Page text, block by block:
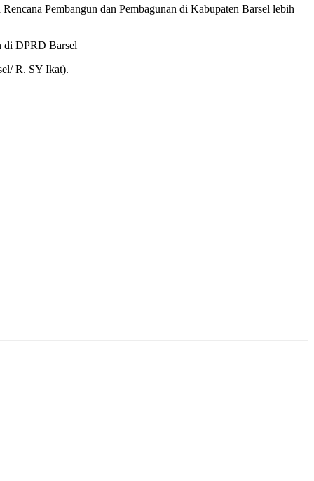
Pembangun dan Pembagunan di Kabupaten Barsel lebih
di DPRD Barsel
R. SY Ikat).